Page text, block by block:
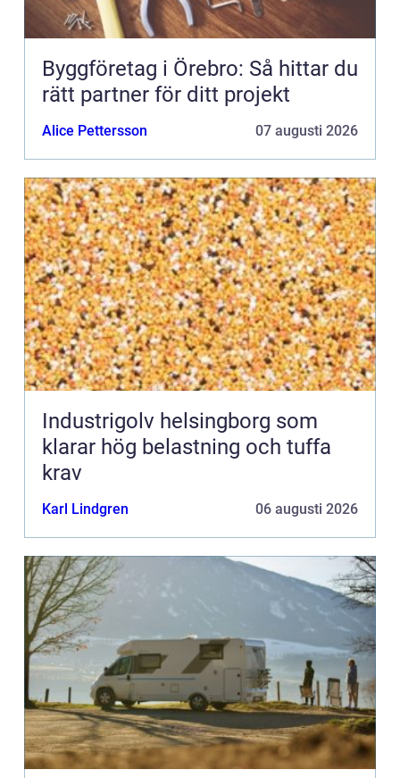
Byggföretag i Örebro: Så hittar du
rätt partner för ditt projekt
Alice Pettersson 07 augusti 2026
Industrigolv helsingborg som
klarar hög belastning och tuffa
krav
Karl Lindgren 06 augusti 2026